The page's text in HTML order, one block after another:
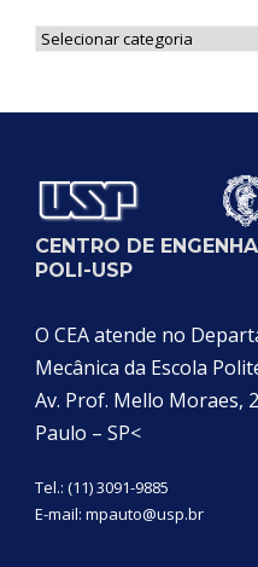
Notícias
CENTRO DE
POLI-USP
O CEA atende no
Mecânica da Escola
Av. Prof. Mello Moraes,
Paulo – SP<
Tel.: (11) 3091-9885
E-mail: mpauto@usp.br